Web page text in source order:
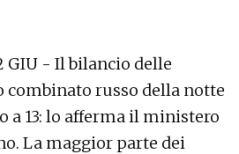
GIU - Il bilancio delle
russo della notte
a 13: lo afferma il ministero
La maggior parte dei